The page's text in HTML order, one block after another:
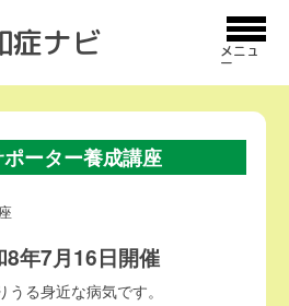
症ナビ メニュ
ー
ーター養成講座
8年7月16日開催
る身近な病気です。